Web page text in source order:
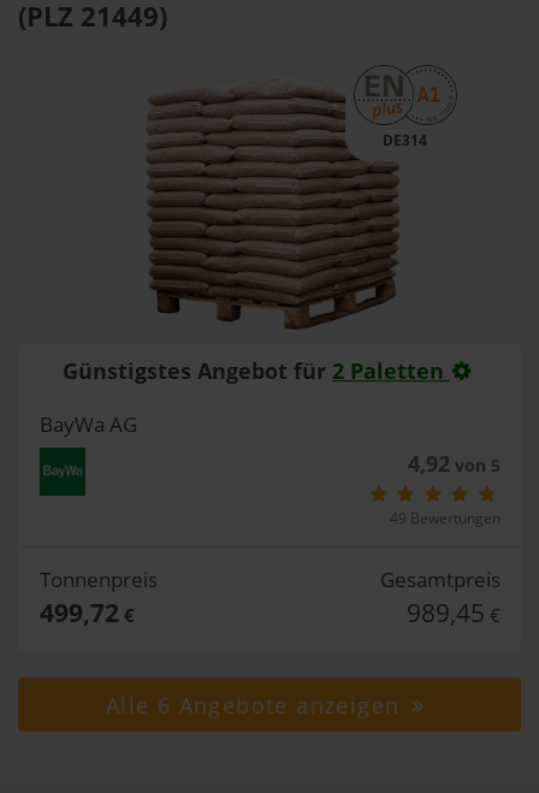
(PLZ 21449)
DE314
Günstigstes Angebot für 2 Paletten
BayWa AG
4,92von 5
49 Bewertungen
Tonnenpreis
499,72 €
Gesamtpreis
989,45 €
Alle 6 Angebote anzeigen